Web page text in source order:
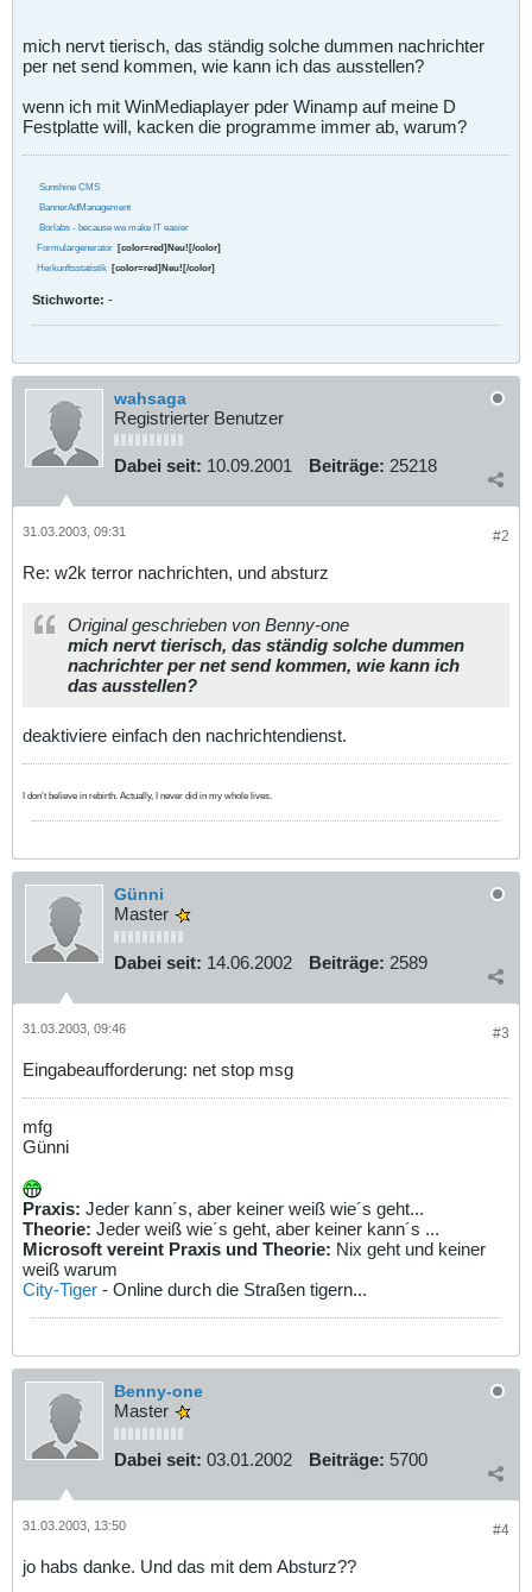
mich nervt tierisch, das ständig solche dummen nachrichter
per net send kommen, wie kann ich das ausstellen?
wenn ich mit WinMediaplayer pder Winamp auf meine D
Festplatte will, kacken die programme immer ab, warum?
Sunshine CMS
BannerAdManagement
Borlabs - because we make IT easier
Formulargenerator [color=red]Neu![/color]
Herkunftsstatistik [color=red]Neu![/color]
Stichworte: -
wahsaga
Registrierter Benutzer
Dabei seit: 10.09.2001 Beiträge: 25218
#2
31.03.2003, 09:31
Re: w2k terror nachrichten, und absturz
Original geschrieben von Benny-one
mich nervt tierisch, das ständig solche dummen
nachrichter per net send kommen, wie kann ich
das ausstellen?
deaktiviere einfach den nachrichtendienst.
I don't believe in rebirth. Actually, I never did in my whole lives.
Günni
Master
Dabei seit: 14.06.2002 Beiträge: 2589
#3
31.03.2003, 09:46
Eingabeaufforderung: net stop msg
mfg
Günni
Praxis: Jeder kann´s, aber keiner weiß wie´s geht...
Theorie: Jeder weiß wie´s geht, aber keiner kann´s ...
Microsoft vereint Praxis und Theorie: Nix geht und keiner
weiß warum
City-Tiger - Online durch die Straßen tigern...
Benny-one
Master
Dabei seit: 03.01.2002 Beiträge: 5700
#4
31.03.2003, 13:50
jo habs danke. Und das mit dem Absturz??